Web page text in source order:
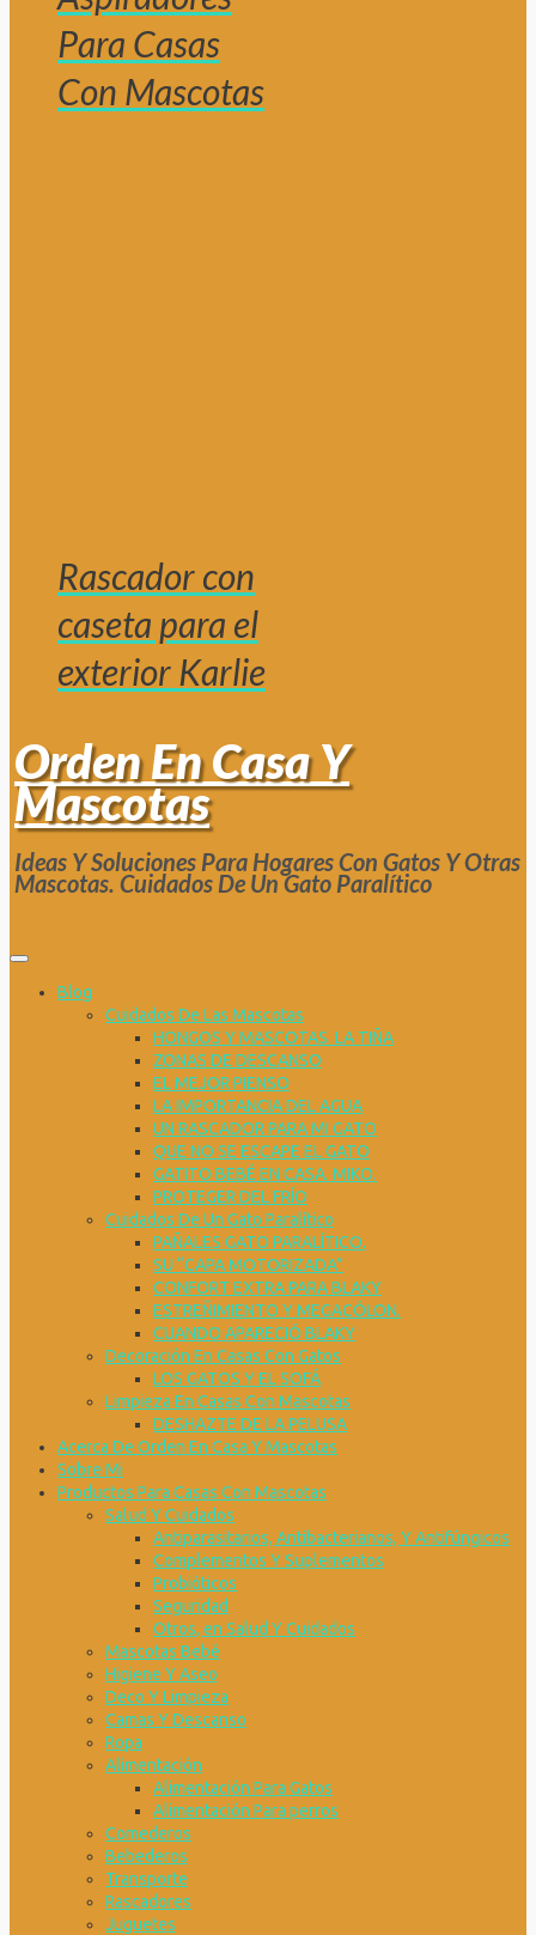
Para Casas
Con Mascotas
Rascador con
caseta para el
exterior Karlie
Orden En Casa Y
Mascotas
Ideas Y Soluciones Para Hogares Con Gatos Y Otras
Mascotas. Cuidados De Un Gato Paralítico
Blog
Cuidados De Las Mascotas
HONGOS Y MASCOTAS. LA TIÑA
ZONAS DE DESCANSO
EL MEJOR PIENSO
LA IMPORTANCIA DEL AGUA
UN RASCADOR PARA MI GATO
QUE NO SE ESCAPE EL GATO
GATITO BEBÉ EN CASA. MIKO.
PROTEGER DEL FRÍO
Cuidados De Un Gato Paralítico
PAÑALES GATO PARALÍTICO.
SU “CAPA MOTORIZADA”
CONFORT EXTRA PARA BLAKY
ESTREÑIMIENTO Y MEGACÓLON.
CUANDO APARECIÓ BLAKY
Decoración En Casas Con Gatos
LOS GATOS Y EL SOFÁ
Limpieza En Casas Con Mascotas
DESHAZTE DE LA PELUSA
Acerca De Orden En Casa Y Mascotas
Sobre Mi
Productos Para Casas Con Mascotas
Salud Y Cuidados
Antiparasitarios, Antibacterianos, Y Antifúngicos
Complementos Y Suplementos
Probióticos
Seguridad
Otros, en Salud Y Cuidados
Mascotas Bebé
Higiene Y Aseo
Deco Y Limpieza
Camas Y Descanso
Ropa
Alimentación
Alimentación Para Gatos
Alimentación Para perros
Comederos
Bebederos
Transporte
Rascadores
Juguetes